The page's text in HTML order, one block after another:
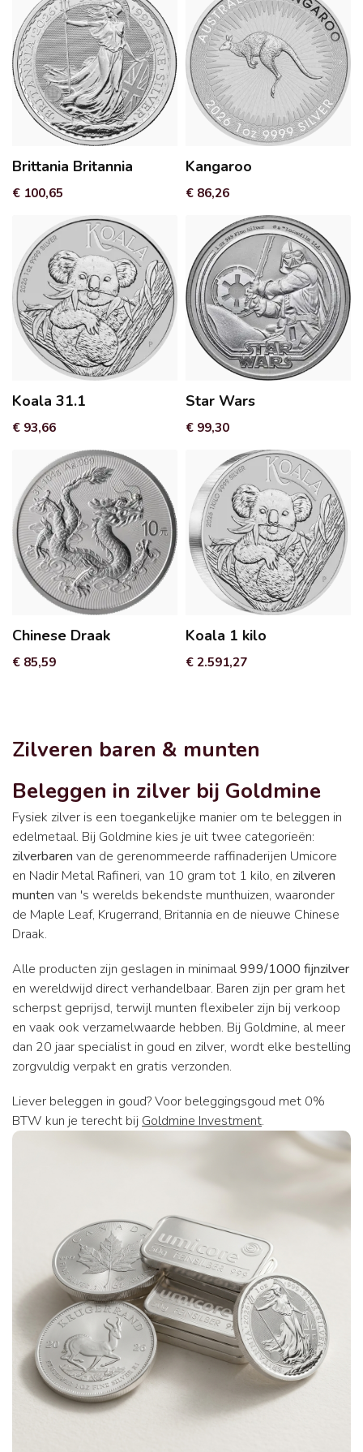
Brittania Britannia
€ 100,65
Kangaroo
€ 86,26
Koala 31.1
€ 93,66
Star Wars
€ 99,30
Chinese Draak
€ 85,59
Koala 1 kilo
€ 2.591,27
Zilveren baren & munten
Beleggen in zilver bij Goldmine
Fysiek zilver is een toegankelijke manier om te beleggen in
edelmetaal. Bij Goldmine kies je uit twee categorieën:
zilverbaren van de gerenommeerde raffinaderijen Umicore
en Nadir Metal Rafineri, van 10 gram tot 1 kilo, en zilveren
munten van 's werelds bekendste munthuizen, waaronder
de Maple Leaf, Krugerrand, Britannia en de nieuwe Chinese
Draak.
Alle producten zijn geslagen in minimaal999/1000 fijnzilver
en wereldwijd direct verhandelbaar. Baren zijn per gram het
scherpst geprijsd, terwijl munten flexibeler zijn bij verkoop
en vaak ook verzamelwaarde hebben. Bij Goldmine, al meer
dan 20 jaar specialist in goud en zilver, wordt elke bestelling
zorgvuldig verpakt en gratis verzonden.
Liever beleggen in goud? Voor beleggingsgoud met 0%
BTW kun je terecht bij Goldmine Investment.